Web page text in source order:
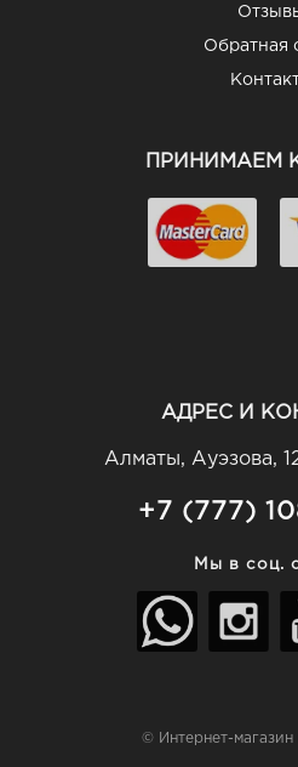
Обратная
ПРИНИМАЕМ
АДРЕС И
Алматы, Ауэзова,
+7 (777)
Мы в соц.
© Интернет-магазин